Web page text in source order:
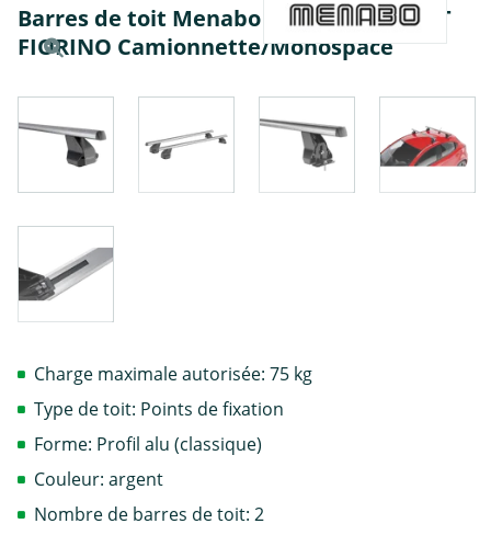
Barres de toit Menabo Omega Alu - FIAT
FIORINO Camionnette/Monospace
Charge maximale autorisée: 75 kg
Type de toit: Points de fixation
Forme: Profil alu (classique)
Couleur: argent
Nombre de barres de toit: 2